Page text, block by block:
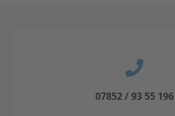
07852 / 93 55 196